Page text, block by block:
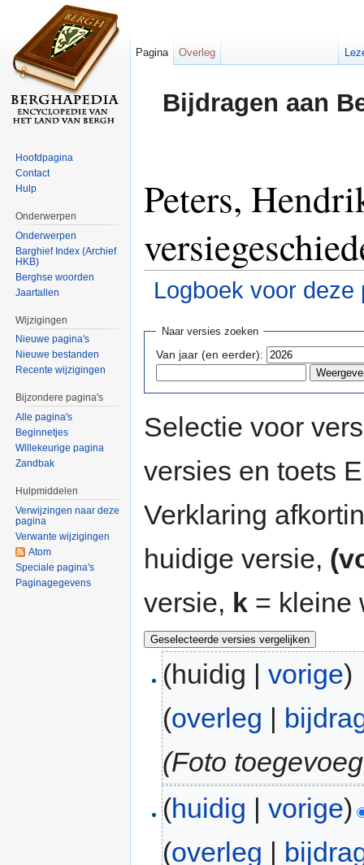
Bijdragen aan
Peters,
Logboek voor deze
Naar versies zoeken
Van jaar (en eerder):
Selectie voor
versies en toets
Verklaring
huidige versie,
versie, k = kleine
(huidig |vorige)
(overleg |
(Foto
(huidig |vorige)
(overleg
Pagina Overleg
Hoofdpagina
Contact
Hulp
Onderwerpen
Onderwerpen
Barghief Index (Archief
HKB)
Berghse woorden
Jaartallen
Wijzigingen
Nieuwe pagina's
Nieuwe bestanden
Recente wijzigingen
Bijzondere pagina's
Alle pagina's
Beginnetjes
Willekeurige pagina
Zandbak
Hulpmiddelen
Verwijzingen naar deze
pagina
Verwante wijzigingen
Atom
Speciale pagina's
Paginagegevens